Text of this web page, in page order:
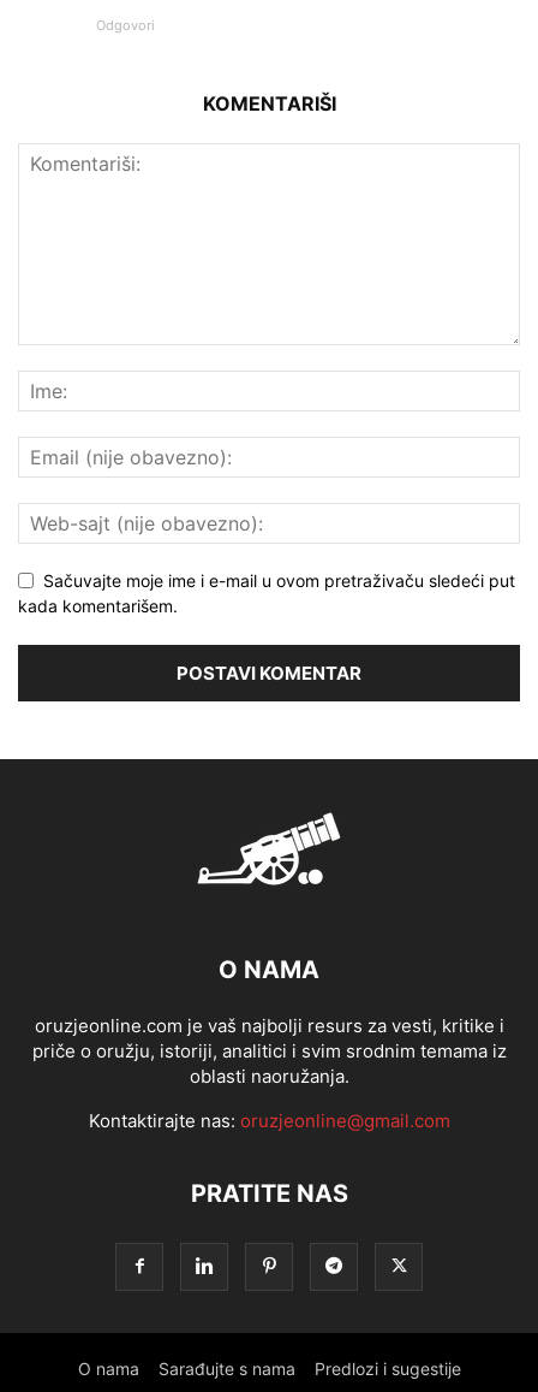
Odgovori
KOMENTARIŠI
Sačuvajte moje ime i e-mail u ovom pretraživaču sledeći put
kada komentarišem.
O NAMA
oruzjeonline.com je vaš najbolji resurs za vesti, kritike i
priče o oružju, istoriji, analitici i svim srodnim temama iz
oblasti naoružanja.
Kontaktirajte nas: oruzjeonline@gmail.com
PRATITE NAS
O nama Sarađujte s nama Predlozi i sugestije